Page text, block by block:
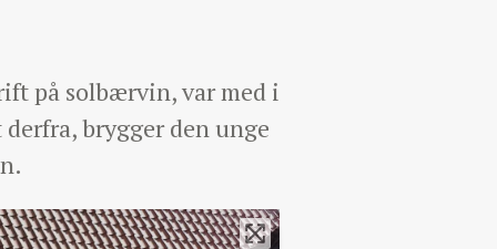
på solbærvin, var med i
brygger den unge